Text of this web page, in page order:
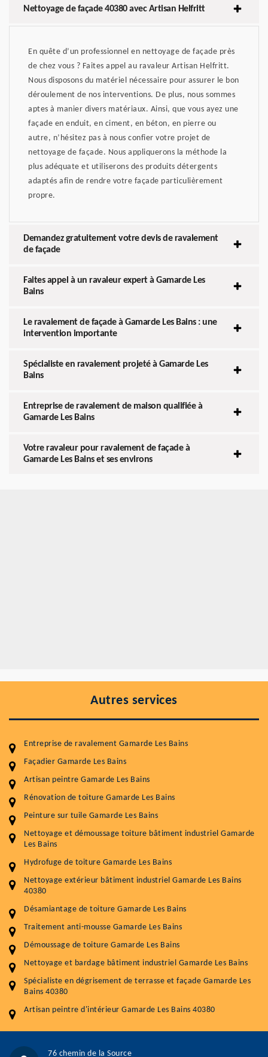
Nettoyage de façade 40380 avec Artisan Helfritt
En quête d’un professionnel en nettoyage de façade près
de chez vous ? Faites appel au ravaleur Artisan Helfritt.
Nous disposons du matériel nécessaire pour assurer le bon
déroulement de nos interventions. De plus, nous sommes
aptes à manier divers matériaux. Ainsi, que vous ayez une
façade en enduit, en ciment, en béton, en pierre ou
autre, n’hésitez pas à nous confier votre projet de
nettoyage de façade. Nous appliquerons la méthode la
plus adéquate et utiliserons des produits détergents
adaptés afin de rendre votre façade particulièrement
propre.
Demandez gratuitement votre devis de ravalement
de façade
Faites appel à un ravaleur expert à Gamarde Les
Bains
Le ravalement de façade à Gamarde Les Bains : une
intervention importante
Spécialiste en ravalement projeté à Gamarde Les
Bains
Entreprise de ravalement de maison qualifiée à
Gamarde Les Bains
Votre ravaleur pour ravalement de façade à
Gamarde Les Bains et ses environs
Autres services
Entreprise de ravalement Gamarde Les Bains
Façadier Gamarde Les Bains
Artisan peintre Gamarde Les Bains
Rénovation de toiture Gamarde Les Bains
Peinture sur tuile Gamarde Les Bains
Nettoyage et démoussage toiture bâtiment industriel Gamarde
Les Bains
Hydrofuge de toiture Gamarde Les Bains
Nettoyage extérieur bâtiment industriel Gamarde Les Bains
40380
Désamiantage de toiture Gamarde Les Bains
Traitement anti-mousse Gamarde Les Bains
Démoussage de toiture Gamarde Les Bains
Nettoyage et bardage bâtiment industriel Gamarde Les Bains
Spécialiste en dégrisement de terrasse et façade Gamarde Les
Bains 40380
Artisan peintre d'intérieur Gamarde Les Bains 40380
76 chemin de la Source
Entretenir votre toiture, c'est préserver sa
durabilité
Service
Démoussage toiture
Traitement hydrofuge toiture
Prix au m²
Artisant local recommander